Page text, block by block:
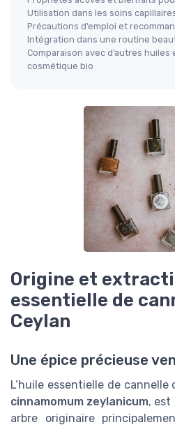
Utilisation dans les soins
Précautions d’emploi et
Intégration dans une routine
Comparaison avec d’autres
cosmétique bio
Origine et
essentielle de
Ceylan
Une épice précieuse
L’huile essentielle de cannelle
cinnamomum zeylanicum, est
arbre originaire